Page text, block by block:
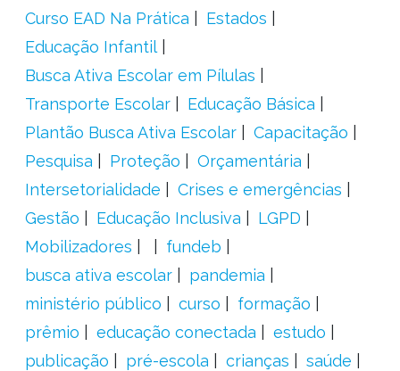
Curso EAD Na Prática
Estados
Educação Infantil
Busca Ativa Escolar em Pílulas
Transporte Escolar
Educação Básica
Plantão Busca Ativa Escolar
Capacitação
Pesquisa
Proteção
Orçamentária
Intersetorialidade
Crises e emergências
Gestão
Educação Inclusiva
LGPD
Mobilizadores
fundeb
busca ativa escolar
pandemia
ministério público
curso
formação
prêmio
educação conectada
estudo
publicação
pré-escola crianças
saúde